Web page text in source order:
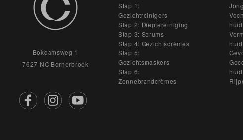
Bokdamsweg 1
7627 NC Bornerbroek
Stap 1:
Gezichtreinigers
Stap 2: Dieptereiniging
Stap 3: Serums
Stap 4: Gezichtscrèmes
Stap 5:
Gezichtsmaskers
Stap 6:
Zonnebrandcrèmes
huid
huid
huid